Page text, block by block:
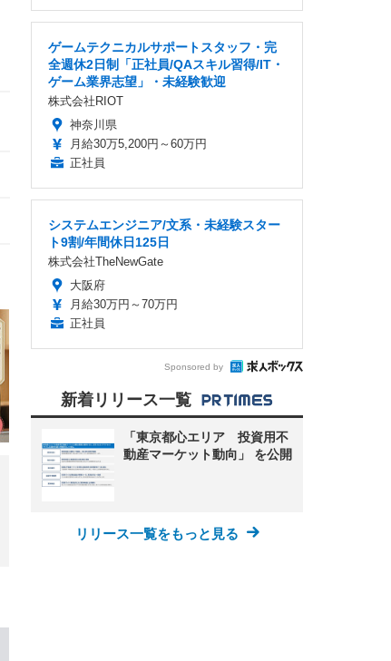
ゲームテクニカルサポートスタッフ・完
全週休2日制「正社員/QAスキル習得/IT・
ゲーム業界志望」・未経験歓迎
株式会社RIOT
神奈川県
月給30万5,200円～60万円
正社員
システムエンジニア/文系・未経験スター
ト9割/年間休日125日
株式会社TheNewGate
大阪府
月給30万円～70万円
正社員
Sponsored by
新着リリース一覧
「東京都心エリア 投資用不
動産マーケット動向」 を公開
リリース一覧をもっと見る